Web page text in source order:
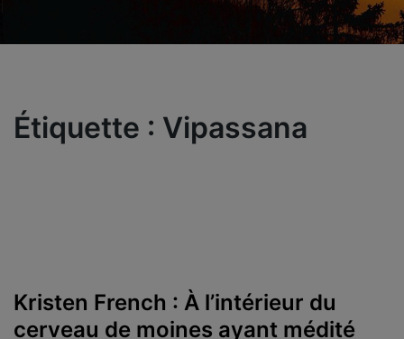
Étiquette : Vipassana
Kristen French : À l’intérieur du
cerveau de moines ayant médité